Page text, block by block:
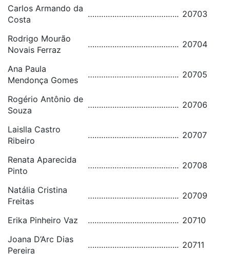
Carlos Armando da
Costa
………………………………….. 20703
Rodrigo Mourão
Novais Ferraz
………………………………….. 20704
Ana Paula
Mendonça Gomes
………………………………….. 20705
Rogério Antônio de
Souza
………………………………….. 20706
Laislla Castro
Ribeiro
………………………………….. 20707
Renata Aparecida
Pinto
………………………………….. 20708
Natália Cristina
Freitas
………………………………….. 20709
Erika Pinheiro Vaz ………………………………….. 20710
Joana D’Arc Dias
Pereira
………………………………….. 20711